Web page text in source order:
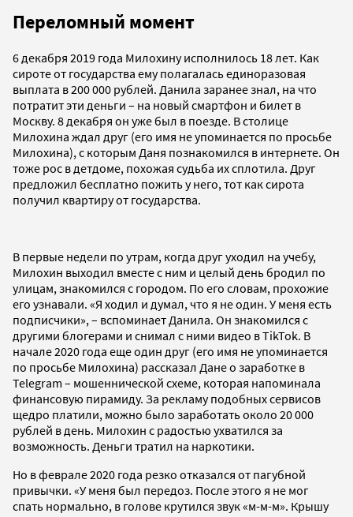
Переломный момент
6 декабря 2019 года Милохину исполнилось 18 лет. Как
сироте от государства ему полагалась единоразовая
выплата в 200 000 рублей. Данила заранее знал, на что
потратит эти деньги – на новый смартфон и билет в
Москву. 8 декабря он уже был в поезде. В столице
Милохина ждал друг (его имя не упоминается по просьбе
Милохина), с которым Даня познакомился в интернете. Он
тоже рос в детдоме, похожая судьба их сплотила. Друг
предложил бесплатно пожить у него, тот как сирота
получил квартиру от государства.
В первые недели по утрам, когда друг уходил на учебу,
Милохин выходил вместе с ним и целый день бродил по
улицам, знакомился с городом. По его словам, прохожие
его узнавали. «Я ходил и думал, что я не один. У меня есть
подписчики», – вспоминает Данила. Он знакомился с
другими блогерами и снимал с ними видео в TikTok. В
начале 2020 года еще один друг (его имя не упоминается
по просьбе Милохина) рассказал Дане о заработке в
Telegram – мошеннической схеме, которая напоминала
финансовую пирамиду. За рекламу подобных сервисов
щедро платили, можно было заработать около 20 000
рублей в день. Милохин с радостью ухватился за
возможность. Деньги тратил на наркотики.
Но в феврале 2020 года резко отказался от пагубной
привычки. «У меня был передоз. После этого я не мог
спать нормально, в голове крутился звук «м-м-м». Крышу